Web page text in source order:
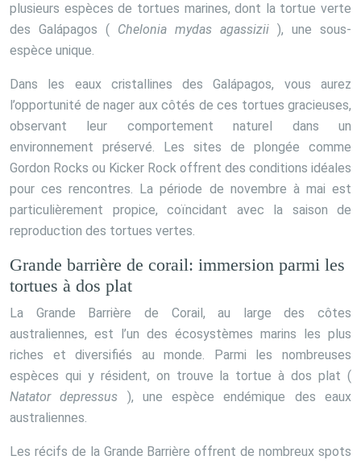
plusieurs espèces de tortues marines, dont la tortue verte
des Galápagos ( Chelonia mydas agassizii ), une sous-
espèce unique.
Dans les eaux cristallines des Galápagos, vous aurez
l’opportunité de nager aux côtés de ces tortues gracieuses,
observant leur comportement naturel dans un
environnement préservé. Les sites de plongée comme
Gordon Rocks ou Kicker Rock offrent des conditions idéales
pour ces rencontres. La période de novembre à mai est
particulièrement propice, coïncidant avec la saison de
reproduction des tortues vertes.
Grande barrière de corail: immersion parmi les
tortues à dos plat
La Grande Barrière de Corail, au large des côtes
australiennes, est l’un des écosystèmes marins les plus
riches et diversifiés au monde. Parmi les nombreuses
espèces qui y résident, on trouve la tortue à dos plat (
Natator depressus ), une espèce endémique des eaux
australiennes.
Les récifs de la Grande Barrière offrent de nombreux spots